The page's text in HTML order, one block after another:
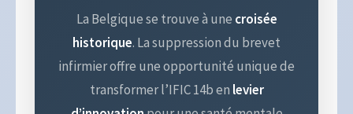
La Belgique se trouve à une croisée
historique. La suppression du brevet
infirmier offre une opportunité unique de
transformer l’IFIC 14b en levier